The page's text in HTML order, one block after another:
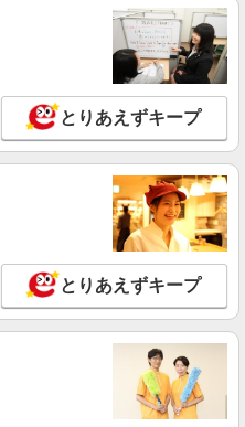
分寺台店
ッチンスタッフ ＜優先募集日
〜21:00
東国分寺台1-1-13
詳細を見る
市原店
ッチンスタッフ ＜優先募集日
金） 18:00〜23:00
とりあえずキープ
とりあえずキープ